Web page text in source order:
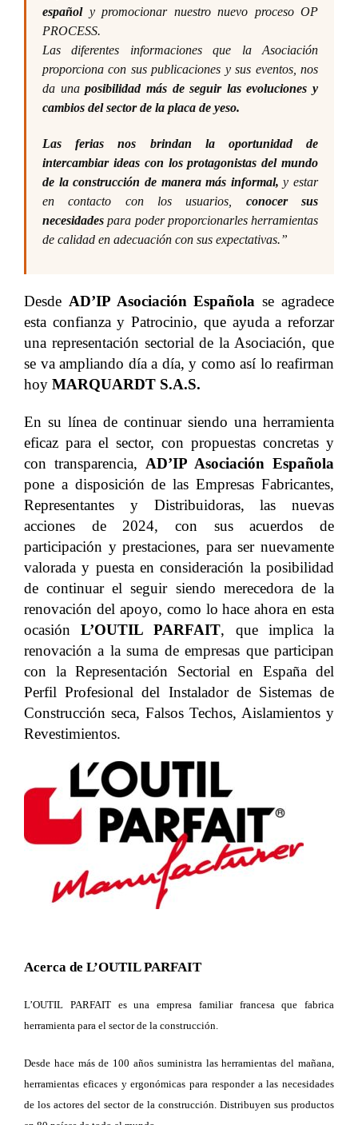
españoly promocionar nuestro nuevo proceso OP
PROCESS.
Las diferentes informaciones que la Asociación
proporciona con sus publicaciones y sus eventos, nos
da unaposibilidad más de seguir las evoluciones y
cambios del sector de la placa de yeso.
Las ferias nos brindan la oportunidad de
intercambiar ideas con los protagonistas del mundo
de la construcción de manera más informal, y estar
en contacto con los usuarios, conocer sus
necesidades para poder proporcionarles herramientas
de calidad en adecuación con sus expectativas.”
Desde AD’IP Asociación Española se agradece
esta confianza y Patrocinio, que ayuda a reforzar
una representación sectorial de la Asociación, que
se va ampliando día a día, y como así lo reafirman
hoy MARQUARDT S.A.S.
En su línea de continuar siendo una herramienta
eficaz para el sector, con propuestas concretas y
con transparencia, AD’IP Asociación Española
pone a disposición de las Empresas Fabricantes,
Representantes y Distribuidoras, las nuevas
acciones de 2024, con sus acuerdos de
participación y prestaciones, para ser nuevamente
valorada y puesta en consideración la posibilidad
de continuar el seguir siendo merecedora de la
renovación del apoyo, como lo hace ahora en esta
ocasiónL’OUTIL PARFAIT, que implica la
renovación a la suma de empresas que participan
con la Representación Sectorial en España del
Perfil Profesional del Instalador de Sistemas de
Construcción seca, Falsos Techos, Aislamientos y
Revestimientos.
Acerca de L’OUTIL PARFAIT
L’OUTIL PARFAIT es una empresa familiar francesa que fabrica
herramienta para el sector de la construcción.
Desde hace más de 100 años suministra las herramientas del mañana,
herramientas eficaces y ergonómicas para responder a las necesidades
de los actores del sector de la construcción. Distribuyen sus productos